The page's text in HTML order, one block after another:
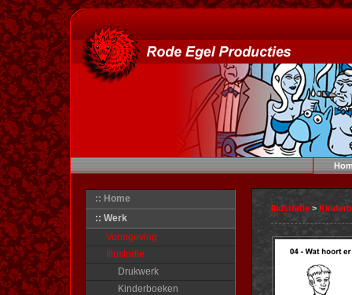
:: Home
:: Werk
Vormgeving
Illustratie
Drukwerk
Kinderboeken
Illustratie >